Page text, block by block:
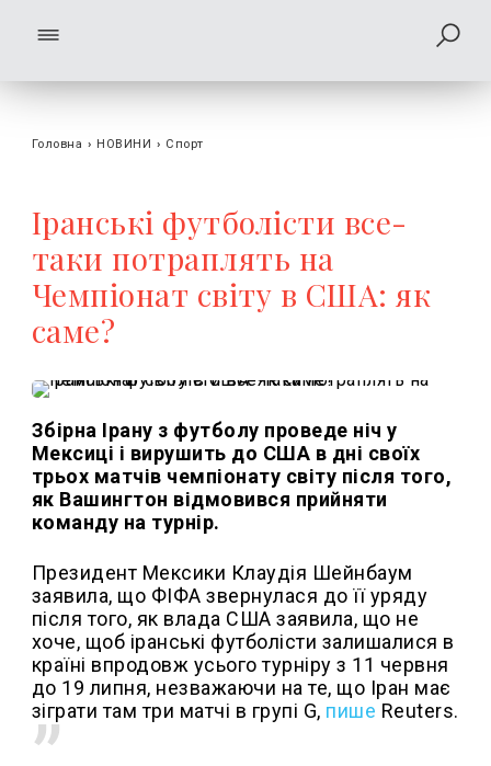
Головна › НОВИНИ › Спорт
Іранські футболісти все-
таки потраплять на
Чемпіонат світу в США: як
саме?
Збірна Ірану з футболу проведе ніч у
Мексиці і вирушить до США в дні своїх
трьох матчів чемпіонату світу після того,
як Вашингтон відмовився прийняти
команду на турнір.
Президент Мексики Клаудія Шейнбаум
заявила, що ФІФА звернулася до її уряду
після того, як влада США заявила, що не
хоче, щоб іранські футболісти залишалися в
країні впродовж усього турніру з 11 червня
до 19 липня, незважаючи на те, що Іран має
зіграти там три матчі в групі G, пише Reuters.